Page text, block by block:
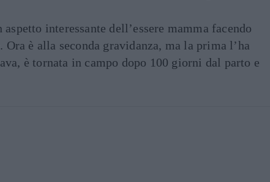
interessante dell’essere mamma facendo
è alla seconda gravidanza, ma la prima l’ha
è tornata in campo dopo 100 giorni dal parto e